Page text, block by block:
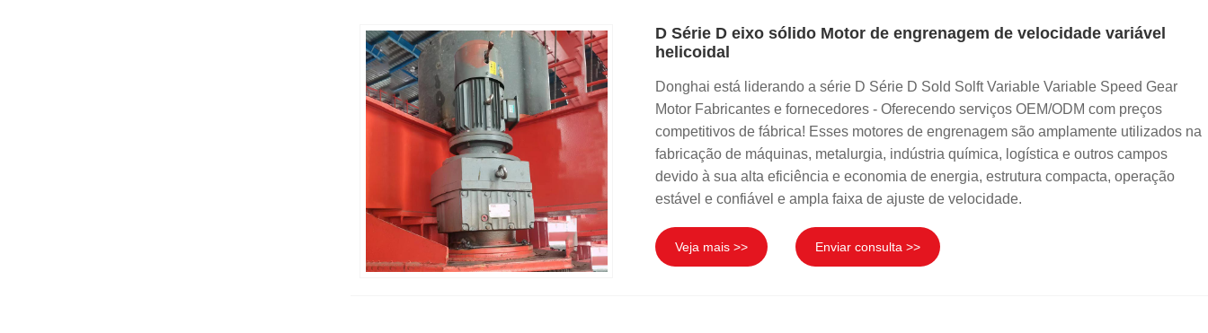
D Série D eixo sólido Motor de engrenagem de velocidade variável
helicoidal
Donghai está liderando a série D Série D Sold Solft Variable Variable Speed ​​Gear
Motor Fabricantes e fornecedores - Oferecendo serviços OEM/ODM com preços
competitivos de fábrica! Esses motores de engrenagem são amplamente utilizados na
fabricação de máquinas, metalurgia, indústria química, logística e outros campos
devido à sua alta eficiência e economia de energia, estrutura compacta, operação
estável e confiável e ampla faixa de ajuste de velocidade.
Veja mais >> Enviar consulta >>